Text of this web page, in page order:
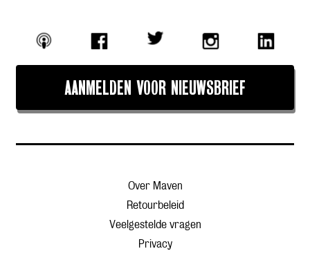
AANMELDEN VOOR NIEUWSBRIEF
Over Maven
Retourbeleid
Veelgestelde vragen
Privacy